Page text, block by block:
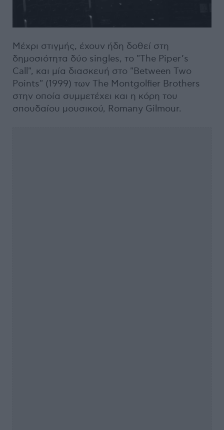
Μέχρι στιγμής, έχουν ήδη δοθεί στη
δημοσιότητα δύο singles, το "The Piper’s
Call", και μία διασκευή στο "Between Two
Points" (1999) των The Montgolfier Brothers
στην οποία συμμετέχει και η κόρη του
σπουδαίου μουσικού, Romany Gilmour.